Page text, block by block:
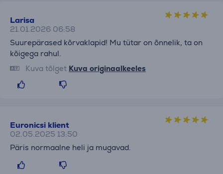
Larisa
21.01.2026 06:58
Suurepärased kõrvaklapid! Mu tütar on õnnelik, ta on
kõigega rahul.
Kuva tõlget Kuva originaalkeeles
Euronicsi klient
02.05.2025 13:50
Päris normaalne heli ja mugavad.